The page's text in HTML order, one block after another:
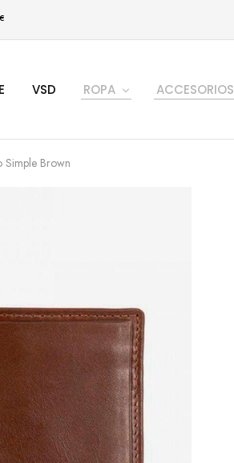
VSD ROPA ACCESORIOS
Simple Brown